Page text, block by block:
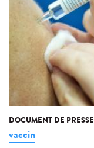
DOCUMENT DE PRESSE
vaccin